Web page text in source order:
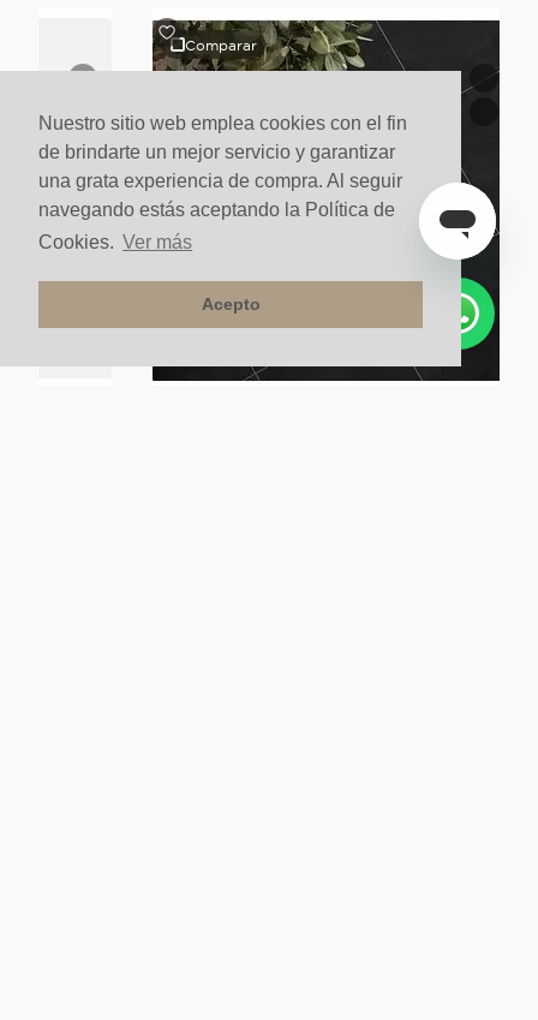
Nuestro sitio web emplea cookies con el fin
de brindarte un mejor servicio y garantizar
una grata experiencia de compra. Al seguir
navegando estás aceptando la Política de
Cookies. Ver más
Acepto
Comparar